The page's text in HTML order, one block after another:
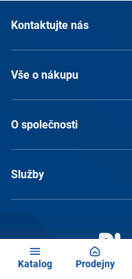
Katalog Prodejny
Kontaktujte nás
Vše o nákupu
O společnosti
Služby